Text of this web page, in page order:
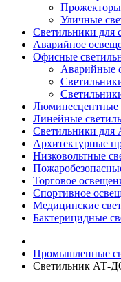
Уличные
Светильники для
Аварийное
Офисные
Аварийные
Люминесцентные
Линейные
Светильники для
Архитектурные
Низковольтные
Торговое
Спортивное
Медицинские
Бактерицидные
Промышленные
Светильник АТ-